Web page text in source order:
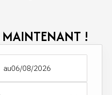
MAINTENANT !
au